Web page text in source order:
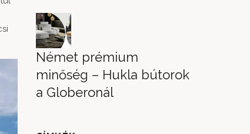
Német prémium
minőség – Hukla bútorok
a Globeronál